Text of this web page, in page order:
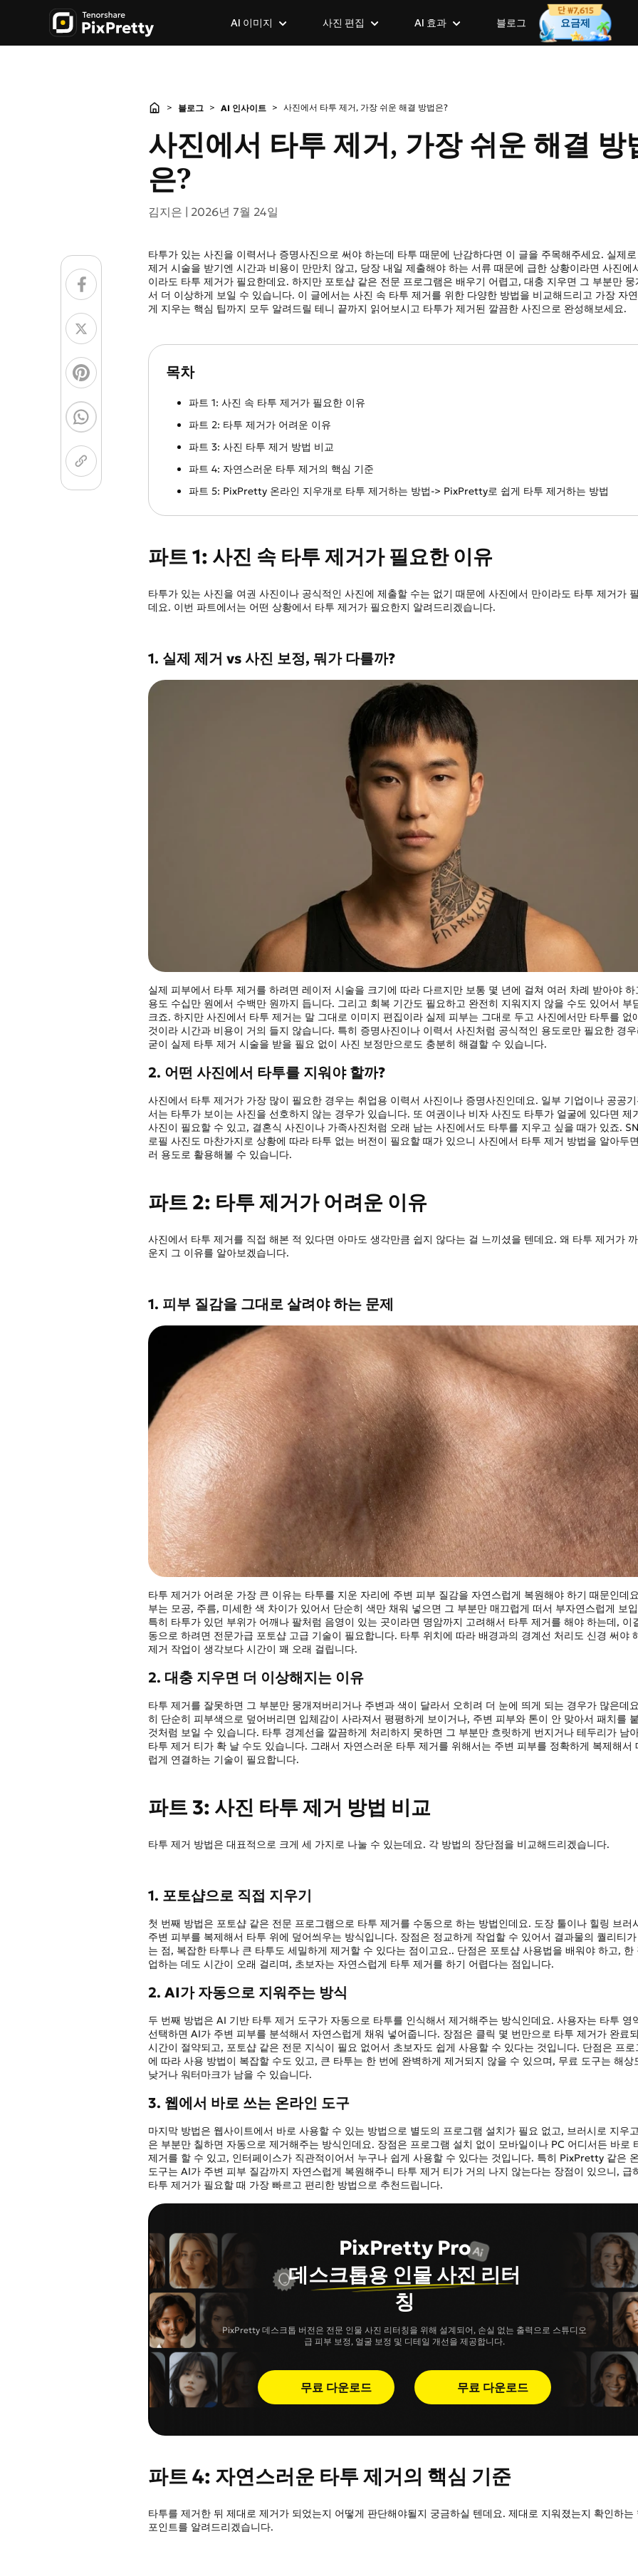
AI 이미지
이미지 → 이미지
텍스트 → 이미지
이미지 → 프롬프트
AI 가상 피팅
AI 이미지 설명기
AI 액션 피규어 생성기
온라인 포토부스
새로운 기능
포즈 제어, 다양한 모델 리소스,
설정 기능을 갖춘 새로운 AI 가상
GPT Image 2
사진 편집
AI 배경 제거
사진 배경 변경
AI 이미지 번역
배경 일괄 제거
사진 일괄 크기 조정
원하세요.
새로운 기능
Gemini AI 프롬프트
AI 효과
사진 → 애니메이션
지브리 스타일 AI
AI 캐릭터 생성기
이미지 → 스케치
스텐실 생성기
베이비 필터
이미지 → 수채화
AI 스티커 생성기
새로운 기능
50가지 이상의 인기
에이티브 경험을 만
블로그 요금제
> 블로그 > AI 인사이트 > 사진에서 타투 제거, 가장 쉬운 해결 방법은?
사진에서 타투 제거, 가장 쉬운 해결 방
은?
김지은 | 2026년 7월 24일
타투가 있는 사진을 이력서나 증명사진으로 써야 하는데 타투 때문에 난감하다면 이 글을 주목해주세요. 실제
제거 시술을 받기엔 시간과 비용이 만만치 않고, 당장 내일 제출해야 하는 서류 때문에 급한 상황이라면 사진에
이라도 타투 제거가 필요한데요. 하지만 포토샵 같은 전문 프로그램은 배우기 어렵고, 대충 지우면 그 부분만 뭉
서 더 이상하게 보일 수 있습니다. 이 글에서는 사진 속 타투 제거를 위한 다양한 방법을 비교해드리고 가장 자
게 지우는 핵심 팁까지 모두 알려드릴 테니 끝까지 읽어보시고 타투가 제거된 깔끔한 사진으로 완성해보세요.
목차
파트 1: 사진 속 타투 제거가 필요한 이유
파트 2: 타투 제거가 어려운 이유
파트 3: 사진 타투 제거 방법 비교
파트 4: 자연스러운 타투 제거의 핵심 기준
파트 5: PixPretty 온라인 지우개로 타투 제거하는 방법-> PixPretty로 쉽게 타투 제거하는 방법
파트 1: 사진 속 타투 제거가 필요한 이유
타투가 있는 사진을 여권 사진이나 공식적인 사진에 제출할 수는 없기 때문에 사진에서 만이라도 타투 제거가
데요. 이번 파트에서는 어떤 상황에서 타투 제거가 필요한지 알려드리겠습니다.
1. 실제 제거 vs 사진 보정, 뭐가 다를까?
실제 피부에서 타투 제거를 하려면 레이저 시술을 크기에 따라 다르지만 보통 몇 년에 걸쳐 여러 차례 받아야 하
용도 수십만 원에서 수백만 원까지 듭니다. 그리고 회복 기간도 필요하고 완전히 지워지지 않을 수도 있어서 부
크죠. 하지만 사진에서 타투 제거는 말 그대로 이미지 편집이라 실제 피부는 그대로 두고 사진에서만 타투를 없
것이라 시간과 비용이 거의 들지 않습니다. 특히 증명사진이나 이력서 사진처럼 공식적인 용도로만 필요한 경
굳이 실제 타투 제거 시술을 받을 필요 없이 사진 보정만으로도 충분히 해결할 수 있습니다.
2. 어떤 사진에서 타투를 지워야 할까?
사진에서 타투 제거가 가장 많이 필요한 경우는 취업용 이력서 사진이나 증명사진인데요. 일부 기업이나 공공
서는 타투가 보이는 사진을 선호하지 않는 경우가 있습니다. 또 여권이나 비자 사진도 타투가 얼굴에 있다면 제
사진이 필요할 수 있고, 결혼식 사진이나 가족사진처럼 오래 남는 사진에서도 타투를 지우고 싶을 때가 있죠.
로필 사진도 마찬가지로 상황에 따라 타투 없는 버전이 필요할 때가 있으니 사진에서 타투 제거 방법을 알아두
러 용도로 활용해볼 수 있습니다.
파트 2: 타투 제거가 어려운 이유
사진에서 타투 제거를 직접 해본 적 있다면 아마도 생각만큼 쉽지 않다는 걸 느끼셨을 텐데요. 왜 타투 제거가
운지 그 이유를 알아보겠습니다.
1. 피부 질감을 그대로 살려야 하는 문제
타투 제거가 어려운 가장 큰 이유는 타투를 지운 자리에 주변 피부 질감을 자연스럽게 복원해야 하기 때문인데
부는 모공, 주름, 미세한 색 차이가 있어서 단순히 색만 채워 넣으면 그 부분만 매끄럽게 떠서 부자연스럽게 보
특히 타투가 있던 부위가 어깨나 팔처럼 음영이 있는 곳이라면 명암까지 고려해서 타투 제거를 해야 하는데, 이
동으로 하려면 전문가급 포토샵 고급 기술이 필요합니다. 타투 위치에 따라 배경과의 경계선 처리도 신경 써야
제거 작업이 생각보다 시간이 꽤 오래 걸립니다.
2. 대충 지우면 더 이상해지는 이유
타투 제거를 잘못하면 그 부분만 뭉개져버리거나 주변과 색이 달라서 오히려 더 눈에 띄게 되는 경우가 많은데
히 단순히 피부색으로 덮어버리면 입체감이 사라져서 평평하게 보이거나, 주변 피부와 톤이 안 맞아서 패치를
것처럼 보일 수 있습니다. 타투 경계선을 깔끔하게 처리하지 못하면 그 부분만 흐릿하게 번지거나 테두리가 남
타투 제거 티가 확 날 수도 있습니다. 그래서 자연스러운 타투 제거를 위해서는 주변 피부를 정확하게 복제해서
럽게 연결하는 기술이 필요합니다.
파트 3: 사진 타투 제거 방법 비교
타투 제거 방법은 대표적으로 크게 세 가지로 나눌 수 있는데요. 각 방법의 장단점을 비교해드리겠습니다.
1. 포토샵으로 직접 지우기
첫 번째 방법은 포토샵 같은 전문 프로그램으로 타투 제거를 수동으로 하는 방법인데요. 도장 툴이나 힐링 브러
주변 피부를 복제해서 타투 위에 덮어씌우는 방식입니다. 장점은 정교하게 작업할 수 있어서 결과물의 퀄리티
는 점, 복잡한 타투나 큰 타투도 세밀하게 제거할 수 있다는 점이고요.. 단점은 포토샵 사용법을 배워야 하고, 한
업하는 데도 시간이 오래 걸리며, 초보자는 자연스럽게 타투 제거를 하기 어렵다는 점입니다.
2. AI가 자동으로 지워주는 방식
두 번째 방법은 AI 기반 타투 제거 도구가 자동으로 타투를 인식해서 제거해주는 방식인데요. 사용자는 타투 영
선택하면 AI가 주변 피부를 분석해서 자연스럽게 채워 넣어줍니다. 장점은 클릭 몇 번만으로 타투 제거가 완료
시간이 절약되고, 포토샵 같은 전문 지식이 필요 없어서 초보자도 쉽게 사용할 수 있다는 것입니다. 단점은 프로
에 따라 사용 방법이 복잡할 수도 있고, 큰 타투는 한 번에 완벽하게 제거되지 않을 수 있으며, 무료 도구는 해상
낮거나 워터마크가 남을 수 있습니다.
3. 웹에서 바로 쓰는 온라인 도구
마지막 방법은 웹사이트에서 바로 사용할 수 있는 방법으로 별도의 프로그램 설치가 필요 없고, 브러시로 지우
은 부분만 칠하면 자동으로 제거해주는 방식인데요. 장점은 프로그램 설치 없이 모바일이나 PC 어디서든 바로
제거를 할 수 있고, 인터페이스가 직관적이어서 누구나 쉽게 사용할 수 있다는 것입니다. 특히 PixPretty 같은
도구는 AI가 주변 피부 질감까지 자연스럽게 복원해주니 타투 제거 티가 거의 나지 않는다는 장점이 있으니, 급
타투 제거가 필요할 때 가장 빠르고 편리한 방법으로 추천드립니다.
PixPretty Pro
데스크톱용 인물 사진 리터
칭
PixPretty 데스크톱 버전은 전문 인물 사진 리터칭을 위해 설계되어, 손실 없는 출력으로 스튜디오
급 피부 보정, 얼굴 보정 및 디테일 개선을 제공합니다.
무료 다운로드 무료 다운로드
파트 4: 자연스러운 타투 제거의 핵심 기준
타투를 제거한 뒤 제대로 제거가 되었는지 어떻게 판단해야될지 궁금하실 텐데요. 제대로 지워졌는지 확인하는
포인트를 알려드리겠습니다.